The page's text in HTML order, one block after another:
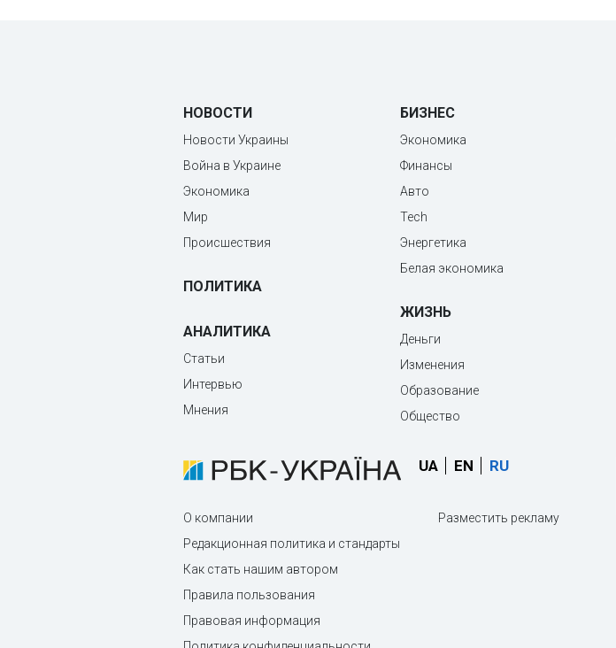
НОВОСТИ
Новости Украины
Война в Украине
Экономика
Мир
Происшествия
ПОЛИТИКА
АНАЛИТИКА
Статьи
Интервью
Мнения
БИЗНЕС
Экономика
Финансы
Авто
Tech
Энергетика
Белая экономика
ЖИЗНЬ
Деньги
Изменения
Образование
Общество
UA EN RU
О компании
Редакционная политика и стандарты
Как стать нашим автором
Правила пользования
Правовая информация
Разместить рекламу